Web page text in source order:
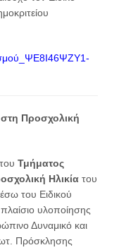
Προσχολική
Τμήματος
Ηλικία του
του Ειδικού
υλοποίησης
Δυναμικό και
Πρόσκλησης